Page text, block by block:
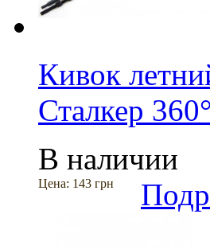
Кивок
Сталкер 360°
В наличии
Цена: 143 грн